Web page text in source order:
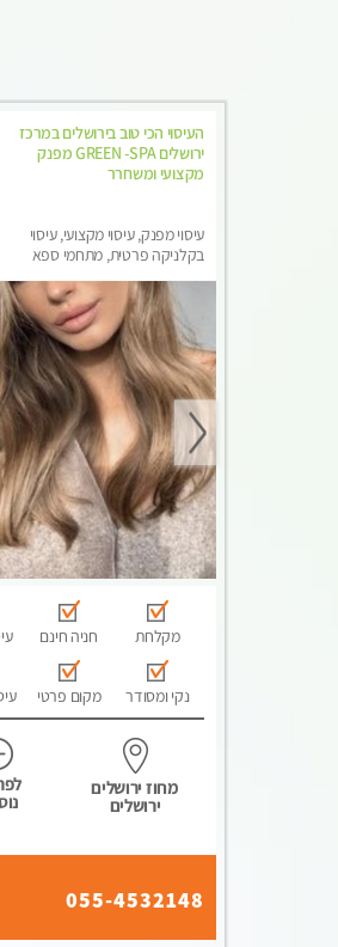
העיסוי הכי טוב בירושלים במרכז
ירושלים GREEN -SPA מפנק
מקצועי ומשחרר
עיסוי מפנק, עיסוי מקצועי, עיסוי
בקלניקה פרטית, מתחמי ספא
מקלחת חניה חינם
נקי ומסודר מקום פרטי
מחוז ירושלים
ירושלים
055-4532148